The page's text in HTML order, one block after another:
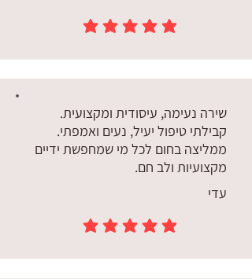
הדירוג הממוצא הוא 5 מתוך 5
שירה נעימה, עיסודית ומקצועית.
קבילתי טיפול יעיל, נעים ואמפתי.
ממליצה בחום לכל מי שמחפשת ידיים
מקצועיות ולב חם.
עדי
הדירוג הממוצא הוא 5 מתוך 5